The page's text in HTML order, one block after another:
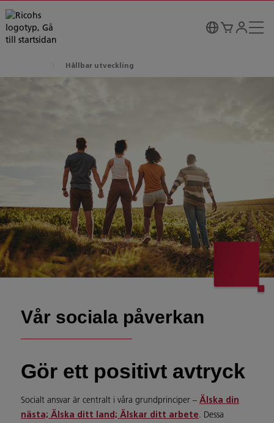
Hållbar utveckling
Vår sociala påverkan
Gör ett positivt avtryck
Socialt ansvar är centralt i våra grundprinciper – Älska din
nästa; Älska ditt land; Älskar ditt arbete. Dessa